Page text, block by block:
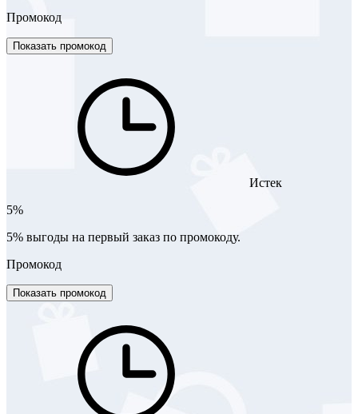
Промокод
Показать промокод
Истек
5%
5% выгоды на первый заказ по промокоду.
Промокод
Показать промокод